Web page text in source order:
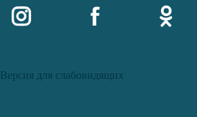
Версия для слабовидящих